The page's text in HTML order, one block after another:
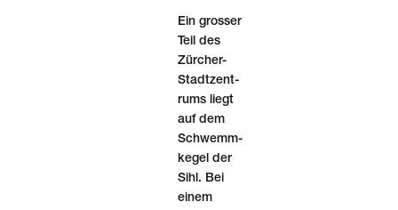
Ein grosser
Teil des
Zürcher-
Stadt­zent­
rums liegt
auf dem
Schwemm­
kegel der
Sihl. Bei
einem